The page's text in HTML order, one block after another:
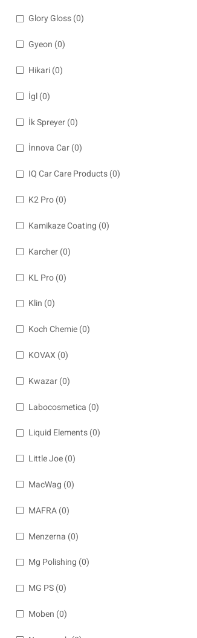
Glory Gloss(0)
Gyeon (0)
Hikari(0)
İgl(0)
İk Spreyer(0)
İnnova Car(0)
IQ Car Care Products(0)
K2 Pro(0)
Kamikaze Coating (0)
Karcher(0)
KL Pro(0)
Klin (0)
Koch Chemie(0)
KOVAX (0)
Kwazar(0)
Labocosmetica (0)
Liquid Elements(0)
Little Joe(0)
MacWag (0)
MAFRA(0)
Menzerna (0)
Mg Polishing (0)
MG PS(0)
Moben (0)